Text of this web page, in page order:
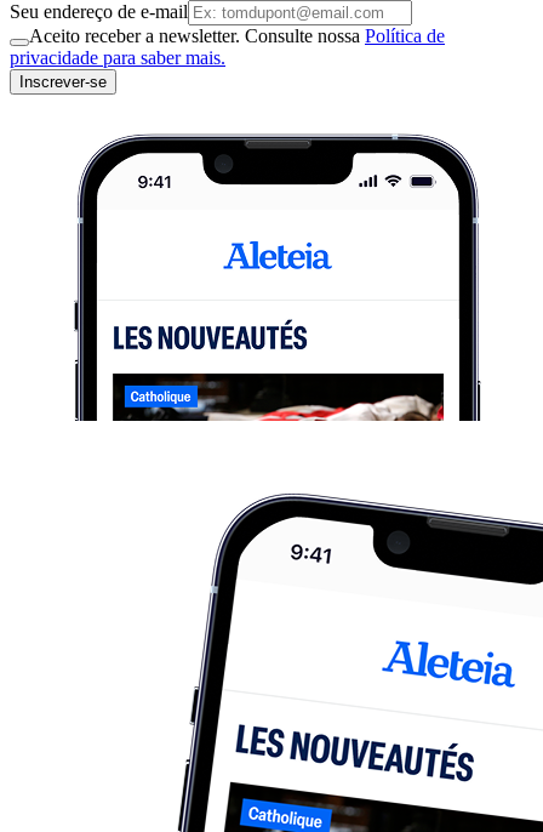
Seu endereço de e-mail
Aceito receber a newsletter. Consulte nossa Política de
privacidade para saber mais.
Inscrever-se